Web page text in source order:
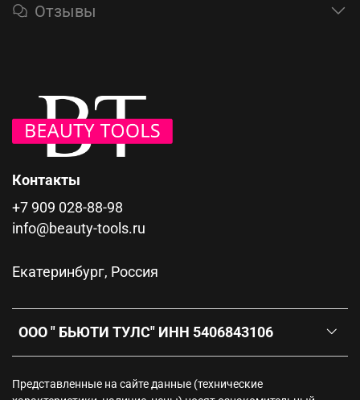
Отзывы
ООО " БЬЮТИ ТУЛС" ИНН 5406843106
Контакты
+7 909 028-88-98
info@beauty-tools.ru
Екатеринбург, Россия
Представленные на сайте данные (технические